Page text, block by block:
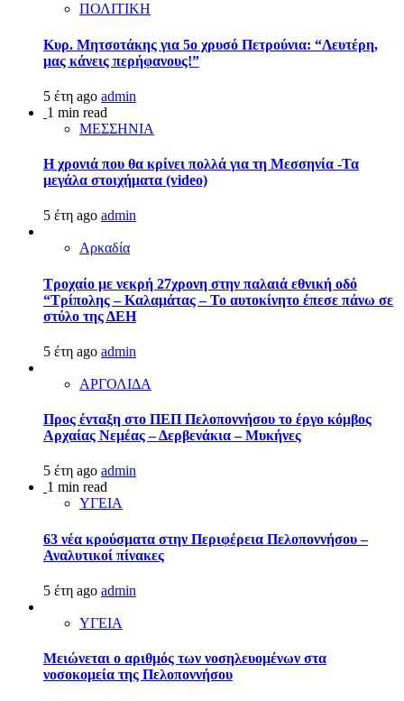
ΠΟΛΙΤΙΚΗ
Κυρ. Μητσοτάκης για 5ο χρυσό Πετρούνια: “Λευτέρη,
μας κάνεις περήφανους!”
5 έτη ago admin
1 min read
ΜΕΣΣΗΝΙΑ
Η χρονιά που θα κρίνει πολλά για τη Μεσσηνία -Τα
μεγάλα στοιχήματα (video)
5 έτη ago admin
Αρκαδία
Τροχαίο με νεκρή 27χρονη στην παλαιά εθνική οδό
“Τρίπολης – Καλαμάτας – Το αυτοκίνητο έπεσε πάνω σε
στύλο της ΔΕΗ
5 έτη ago admin
ΑΡΓΟΛΙΔΑ
Προς ένταξη στο ΠΕΠ Πελοποννήσου το έργο κόμβος
Αρχαίας Νεμέας – Δερβενάκια – Μυκήνες
5 έτη ago admin
1 min read
ΥΓΕΙΑ
63 νέα κρούσματα στην Περιφέρεια Πελοποννήσου –
Αναλυτικοί πίνακες
5 έτη ago admin
ΥΓΕΙΑ
Μειώνεται ο αριθμός των νοσηλευομένων στα
νοσοκομεία της Πελοποννήσου